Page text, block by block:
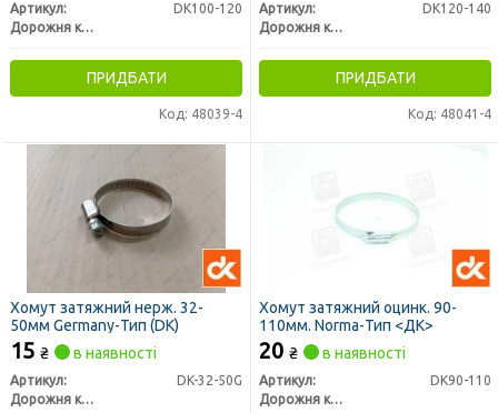
Артикул:
DK100-120
Дорожня карта
ПРИДБАТИ
Код: 48039-4
Артикул:
DK120-140
Дорожня карта
ПРИДБАТИ
Код: 48041-4
Хомут затяжний нерж. 32-
50мм Germany-Тип (DK)
15 ₴ в наявності
Артикул:
DK-32-50G
Дорожня карта
Хомут затяжний оцинк. 90-
110мм. Norma-Тип <ДК>
20 ₴ в наявності
Артикул:
DK90-110
Дорожня карта